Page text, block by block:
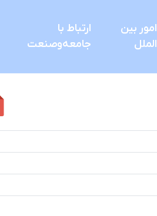
امور بين
الملل
ارتباط با
جامعه‌و‌صنعت